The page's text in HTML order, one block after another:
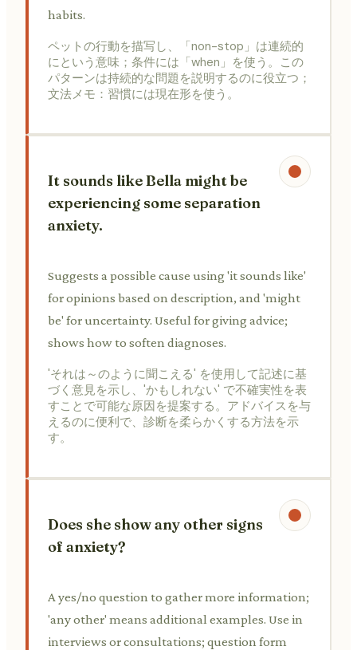
habits.
ペットの行動を描写し、「non-stop」は連続的
にという意味；条件には「when」を使う。この
パターンは持続的な問題を説明するのに役立つ；
文法メモ：習慣には現在形を使う。
It sounds like Bella might be
experiencing some separation
anxiety.
Suggests a possible cause using 'it sounds like'
for opinions based on description, and 'might
be' for uncertainty. Useful for giving advice;
shows how to soften diagnoses.
'それは～のように聞こえる' を使用して記述に基
づく意見を示し、'かもしれない' で不確実性を表
すことで可能な原因を提案する。アドバイスを与
えるのに便利で、診断を柔らかくする方法を示
す。
Does she show any other signs
of anxiety?
A yes/no question to gather more information;
'any other' means additional examples. Use in
interviews or consultations; question form